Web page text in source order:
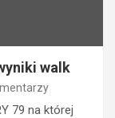
walk
79 na której